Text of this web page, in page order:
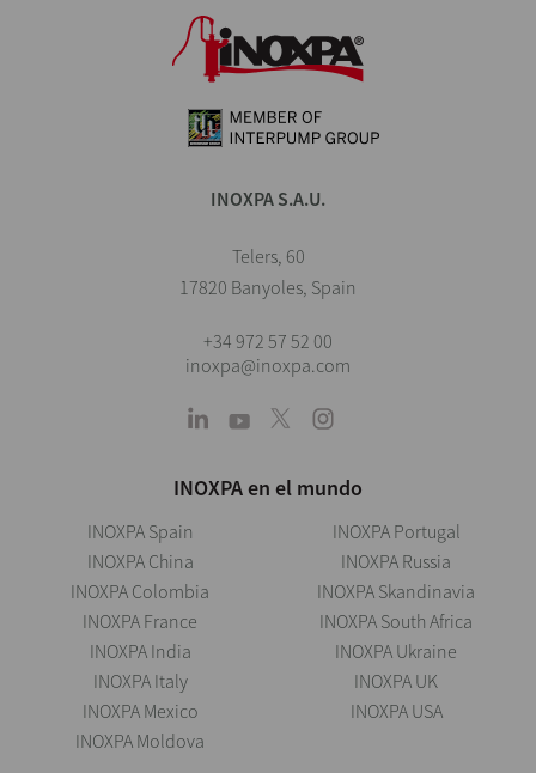
INOXPA S.A.U.
Telers, 60
17820 Banyoles, Spain
+34 972 57 52 00
inoxpa@inoxpa.com
INOXPA en el mundo
INOXPA Spain
INOXPA China
INOXPA Colombia
INOXPA France
INOXPA India
INOXPA Italy
INOXPA Mexico
INOXPA Moldova
INOXPA Portugal
INOXPA Russia
INOXPA Skandinavia
INOXPA South Africa
INOXPA Ukraine
INOXPA UK
INOXPA USA